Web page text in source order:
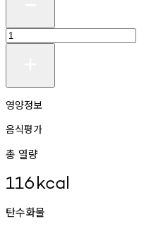
영양정보
음식평가
총 열량
116kcal
탄수화물